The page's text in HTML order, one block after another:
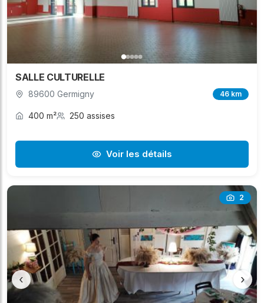
SALLE CULTURELLE
89600 Germigny 46 km
400 m² 250 assises
Voir les détails
2
‹ ›